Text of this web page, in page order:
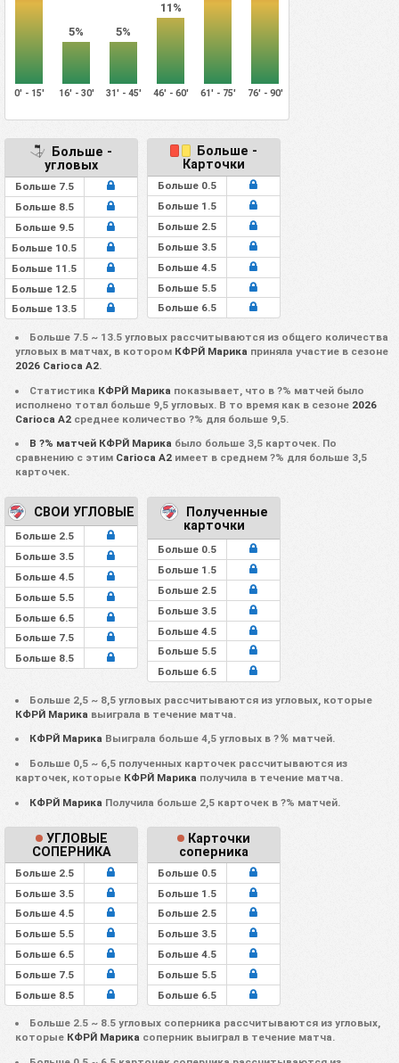
5% 5%
11%
0' - 15' 16' - 30' 31' - 45' 46' - 60' 61' - 75' 76' - 90'
Больше -
угловых
Больше 7.5
Больше 8.5
Больше 9.5
Больше 10.5
Больше 11.5
Больше 12.5
Больше 13.5
Больше -
Карточки
Больше 0.5
Больше 1.5
Больше 2.5
Больше 3.5
Больше 4.5
Больше 5.5
Больше 6.5
Больше 7.5 ~ 13.5 угловых рассчитываются из общего количества
угловых в матчах, в котором КФРЙ Марика приняла участие в сезоне
2026 Carioca A2.
Статистика КФРЙ Марика показывает, что в ?% матчей было
исполнено тотал больше 9,5 угловых. В то время как в сезоне 2026
Carioca A2среднее количество ?% для больше 9,5.
В ?% матчей КФРЙ Марика было больше 3,5 карточек. По
сравнению с этим Carioca A2имеет в среднем ?% для больше 3,5
карточек.
СВОИ УГЛОВЫЕ
Больше 2.5
Больше 3.5
Больше 4.5
Больше 5.5
Больше 6.5
Больше 7.5
Больше 8.5
Полученные
карточки
Больше 0.5
Больше 1.5
Больше 2.5
Больше 3.5
Больше 4.5
Больше 5.5
Больше 6.5
Больше 2,5 ~ 8,5 угловых рассчитываются из угловых, которые
КФРЙ Марика выиграла в течение матча.
КФРЙ Марика Выиграла больше 4,5 угловых в ?％ матчей.
Больше 0,5 ~ 6,5 полученных карточек рассчитываются из
карточек, которые КФРЙ Марика получила в течение матча.
КФРЙ Марика Получила больше 2,5 карточек в ?% матчей.
УГЛОВЫЕ
СОПЕРНИКА
Больше 2.5
Больше 3.5
Больше 4.5
Больше 5.5
Больше 6.5
Больше 7.5
Больше 8.5
Карточки
соперника
Больше 0.5
Больше 1.5
Больше 2.5
Больше 3.5
Больше 4.5
Больше 5.5
Больше 6.5
Больше 2.5 ~ 8.5 угловых соперника рассчитываются из угловых,
которые КФРЙ Марика соперник выиграл в течение матча.